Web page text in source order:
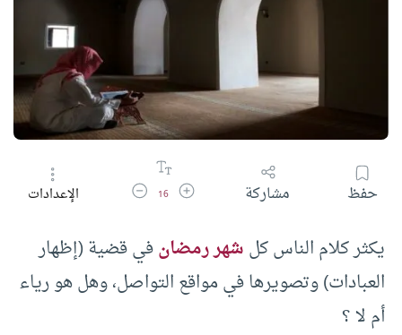
حفظ مشاركة زيادة حجم الخط
16 تقليل حجم الخطالإعدادات
يكثر كلام الناس كلشهر رمضانفي قضية (إظهار
العبادات) وتصويرها في مواقع التواصل، وهل هو رياء
أم لا ؟